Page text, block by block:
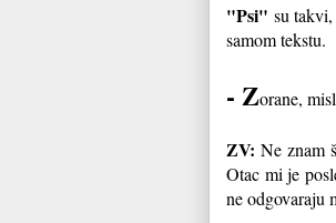
"Psi" su takvi,
samom tekstu.
- Zorane,
ZV: Ne znam
Otac mi je
ne odgovaraju